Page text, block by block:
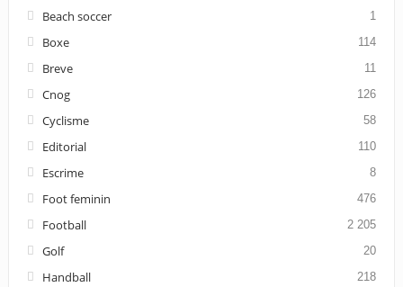
Beach soccer 1
Boxe 114
Breve 11
Cnog 126
Cyclisme 58
Editorial 110
Escrime 8
Foot feminin 476
Football 2 205
Golf 20
Handball 218